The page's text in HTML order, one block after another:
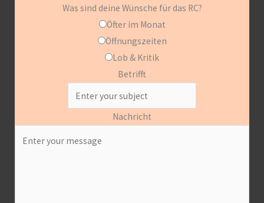
Was sind deine Wünsche für das RC?
Öfter im Monat
Öffnungszeiten
Lob & Kritik
Betrifft
Nachricht